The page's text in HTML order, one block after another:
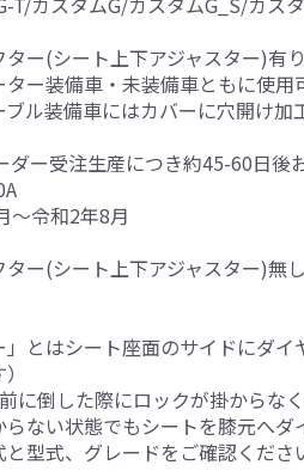
ー(シート上下アジャスター)有
ー装備車・未装備車ともに使用
ル装備車にはカバーに穴開け加
ー受注生産につき約45-60日後
～令和2年8月
ー(シート上下アジャスター)無
とはシート座面のサイドにダ
に倒した際にロックが掛からな
ない状態でもシートを膝元へダ
型式、グレードをご確認くださ